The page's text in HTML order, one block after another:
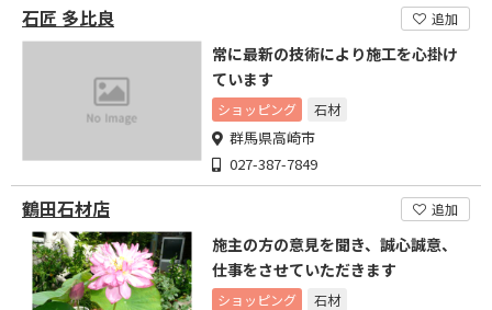
石匠 多比良 追加
常に最新の技術により施工を心掛け
ています
ショッピング 石材
群馬県高崎市
027-387-7849
鶴田石材店 追加
施主の方の意見を聞き、誠心誠意、
仕事をさせていただきます
ショッピング 石材